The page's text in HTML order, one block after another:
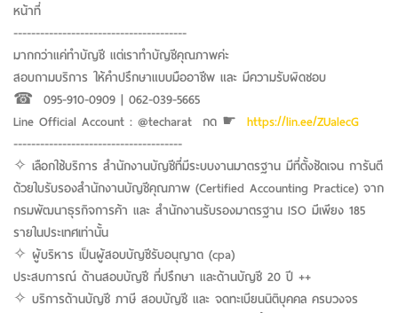
หน้าที่
---------------------------------------
มากกว่าแค่ทำบัญชี แต่เราทำบัญชีคุณภาพค่ะ
สอบถามบริการ ให้คำปรึกษาแบบมืออาชีพ และ มีความรับผิดชอบ
☎︎ 095-910-0909 | 062-039-5665
Line Official Account : @techarat กด ☛ https://lin.ee/ZUalecG
--------------------------------------
✧ เลือกใช้บริการ สำนักงานบัญชีที่มีระบบงานมาตรฐาน มีที่ตั้งชัดเจน การันตี
ด้วยใบรับรองสำนักงานบัญชีคุณภาพ (Certified Accounting Practice) จาก
กรมพัฒนาธุรกิจการค้า และ สำนักงานรับรองมาตรฐาน ISO มีเพียง 185
รายในประเทศเท่านั้น
✧ ผู้บริหาร เป็นผู้สอบบัญชีรับอนุญาต (cpa)
ประสบการณ์ ด้านสอบบัญชี ที่ปรึกษา และด้านบัญชี 20 ปี ++
✧ บริการด้านบัญชี ภาษี สอบบัญชี และ จดทะเบียนนิติบุคคล ครบวงจร